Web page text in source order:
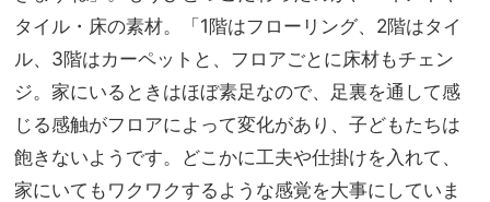
タイル・床の素材。「1階はフローリング、2階はタイ
ル、3階はカーペットと、フロアごとに床材もチェン
ジ。家にいるときはほぼ素足なので、足裏を通して感
じる感触がフロアによって変化があり、子どもたちは
飽きないようです。どこかに工夫や仕掛けを入れて、
家にいてもワクワクするような感覚を大事にしていま